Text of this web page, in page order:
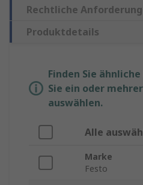
Rechtliche
Produktdetails
Finden Sie
Sie ein oder
auswählen.
Alle
Marke
Festo